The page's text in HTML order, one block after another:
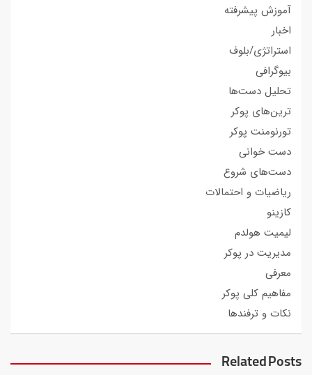
آموزش پیشرفته
اخبار
استراتژی/بلوف
بیوگرافی
تحلیل دست‌ها
ترین‌های پوکر
تورنومنت پوکر
دست خوانی
دست‌های شروع
ریاضیات و احتمالات
کازینو
لیمیت هولدم
مدیریت در پوکر
معرفی
مفاهیم کلی پوکر
نکات و ترفندها
Related Posts